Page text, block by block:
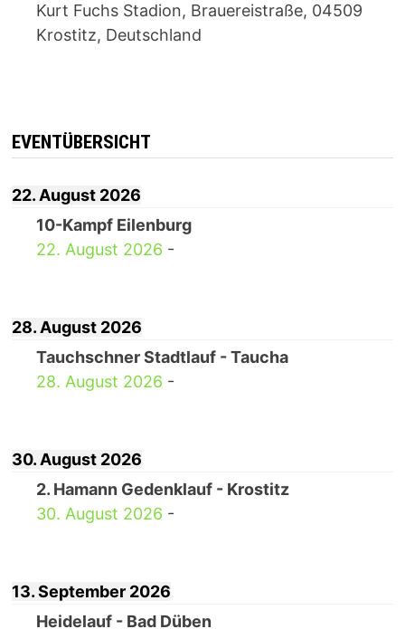
Kurt Fuchs Stadion, Brauereistraße, 04509
Krostitz, Deutschland
EVENTÜBERSICHT
22. August 2026
10-Kampf Eilenburg
22. August 2026 -
28. August 2026
Tauchschner Stadtlauf - Taucha
28. August 2026 -
30. August 2026
2. Hamann Gedenklauf - Krostitz
30. August 2026 -
13. September 2026
Heidelauf - Bad Düben